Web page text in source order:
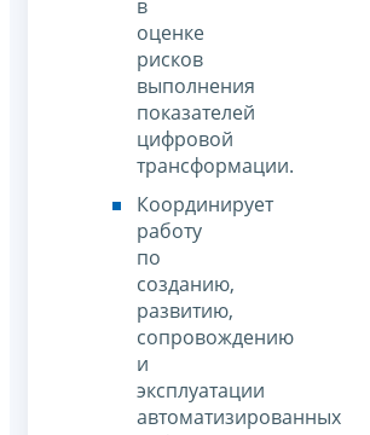
в
оценке
рисков
выполнения
показателей
цифровой
трансформации.
Координирует
работу
по
созданию,
развитию,
сопровождению
и
эксплуатации
автоматизированных